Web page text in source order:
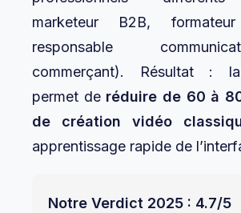
marketeur B2B,
responsable
commerçant). Résultat :
permet de réduire de 60 à
de création vidéo
apprentissage rapide de
Notre Verdict 2025 : 4.7/5